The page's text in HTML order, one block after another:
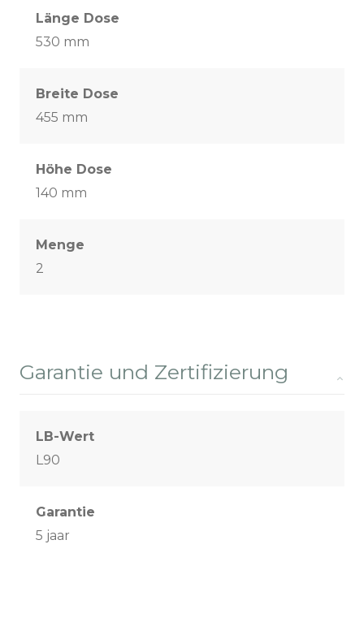
Länge Dose
530 mm
Breite Dose
455 mm
Höhe Dose
140 mm
Menge
2
Garantie und Zertifizierung
LB-Wert
L90
Garantie
5 jaar